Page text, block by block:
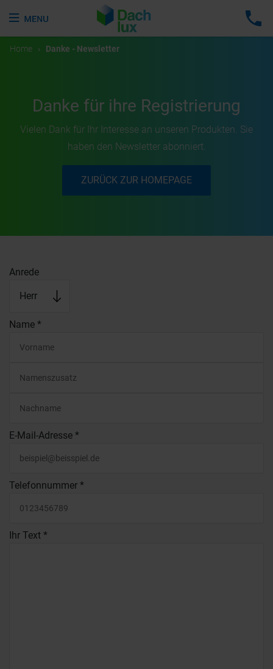
FACHKUNDEN
Home › Danke - Newsletter
Danke für ihre Registrierung
Vielen Dank für Ihr Interesse an unseren Produkten. Sie
haben den Newsletter abonniert.
ZURÜCK ZUR HOMEPAGE
Anrede
Name *
E-Mail-Adresse *
Telefonnummer *
Ihr Text *